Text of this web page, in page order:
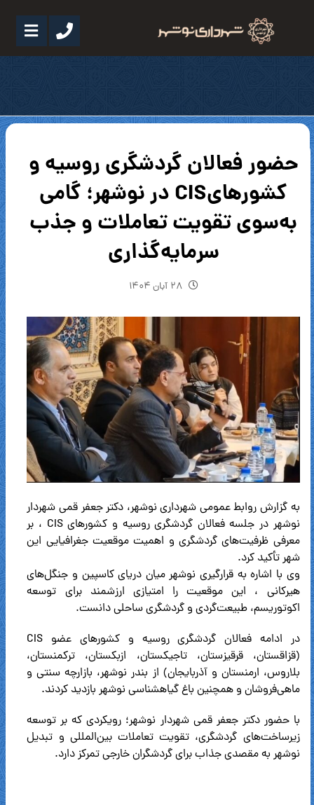
حضور فعالان گردشگری روسیه و
کشورهایCIS در نوشهر؛ گامی
به‌سوی تقویت تعاملات و جذب
سرمایه‌گذاری
۲۸ آبان ۱۴۰۴
به گزارش روابط عمومی شهرداری نوشهر، دکتر جعفر قمی شهردار
نوشهر در جلسه فعالان گردشگری روسیه و کشورهای CIS ، بر
معرفی ظرفیت‌های گردشگری و اهمیت موقعیت جغرافیایی این
شهر تأکید کرد.
وی با اشاره به قرارگیری نوشهر میان دریای کاسپین و جنگل‌های
هیرکانی ، این موقعیت را امتیازی ارزشمند برای توسعه
اکوتوریسم، طبیعت‌گردی و گردشگری ساحلی دانست.
در ادامه فعالان گردشگری روسیه و کشورهای عضو CIS
(قزاقستان، قرقیزستان، تاجیکستان، ازبکستان، ترکمنستان،
بلاروس، ارمنستان و آذربایجان) از بندر نوشهر، بازارچه سنتی و
ماهی‌فروشان و همچنین باغ گیاهشناسی نوشهر بازدید کردند.
با حضور دکتر جعفر قمی شهردار نوشهر؛ رویکردی که بر توسعه
زیرساخت‌های گردشگری، تقویت تعاملات بین‌المللی و تبدیل
نوشهر به مقصدی جذاب برای گردشگران خارجی تمرکز دارد.